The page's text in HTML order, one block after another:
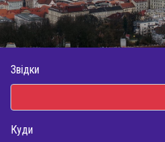
Звідки
Куди